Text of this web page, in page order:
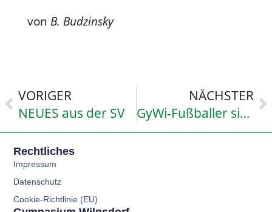
von B. Budzinsky
VORIGER
NEUES aus der SV
NÄCHSTER
GyWi-Fußballer sind Kreismeister
Rechtliches
Impressum
Datenschutz
Cookie-Richtlinie (EU)